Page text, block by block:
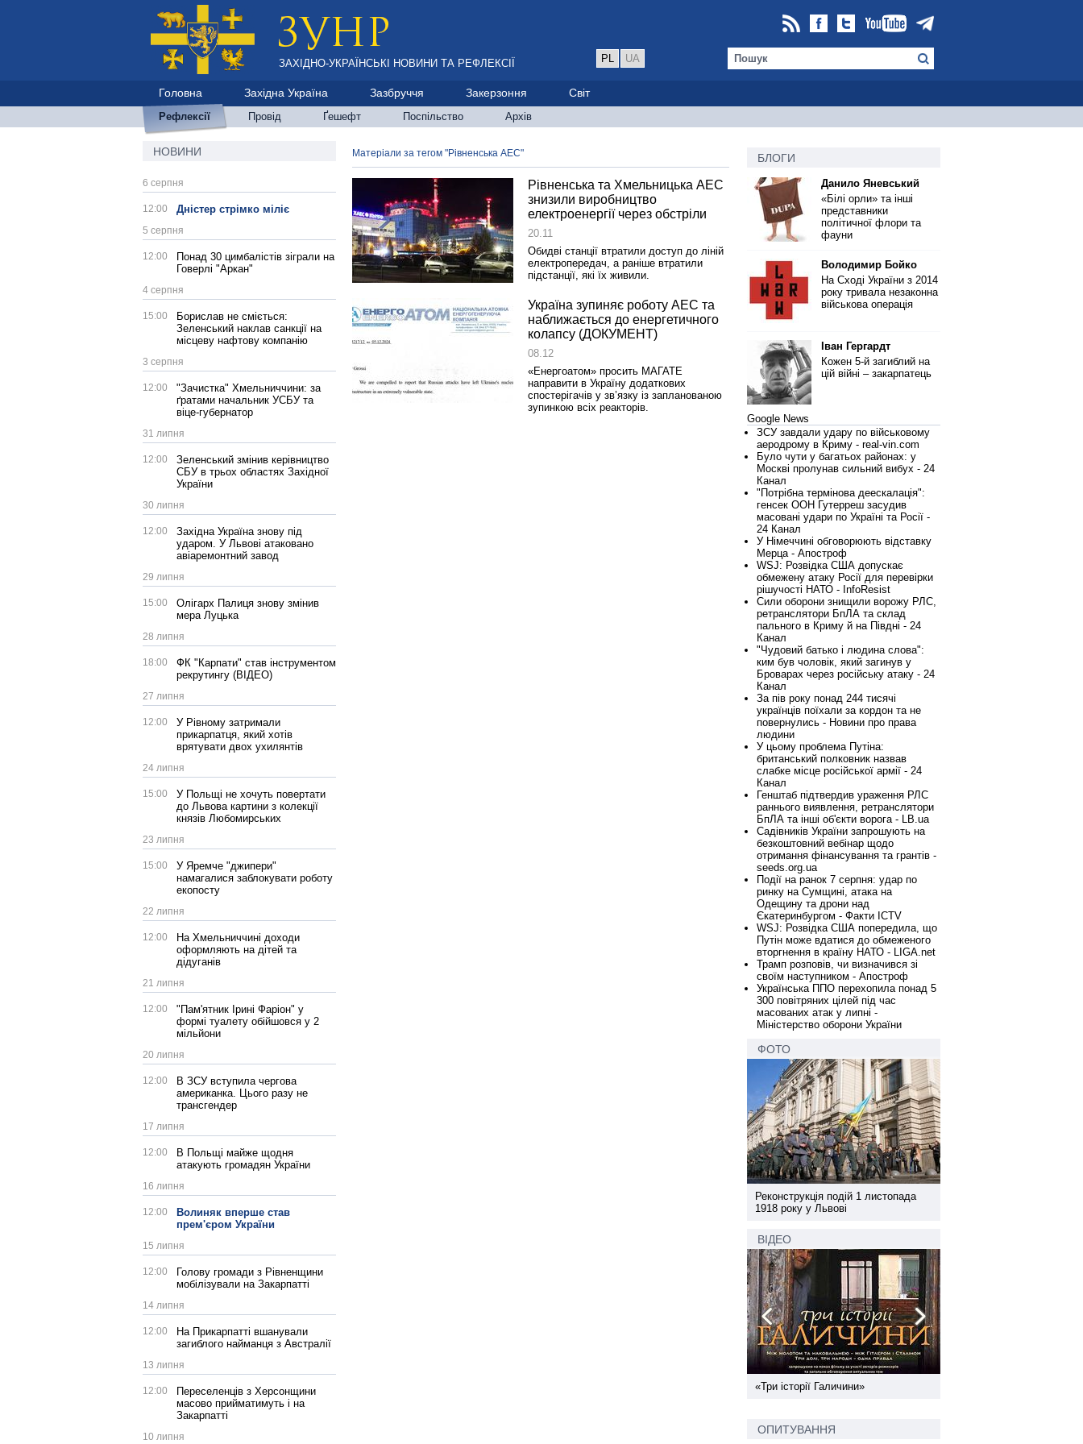
ЗАХІДНО-УКРАЇНСЬКІ НОВИНИ ТА РЕФЛЕКСІЇ PL UA
Головна Західна Україна Зазбруччя Закерзоння Світ
Рефлексії Провід Ґешефт Поспільство Архів
НОВИНИ
6 серпня
12:00 Дністер стрімко міліє
5 серпня
12:00
Понад 30 цимбалістів зіграли на
Говерлі "Аркан"
4 серпня
15:00
Борислав не сміється:
Зеленський наклав санкції на
місцеву нафтову компанію
3 серпня
12:00
"Зачистка" Хмельниччини: за
ґратами начальник УСБУ та
віце-губернатор
31 липня
12:00
Зеленський змінив керівництво
СБУ в трьох областях Західної
України
30 липня
12:00
Західна Україна знову під
ударом. У Львові атаковано
авіаремонтний завод
29 липня
15:00
Олігарх Палиця знову змінив
мера Луцька
28 липня
18:00
ФК "Карпати" став інструментом
рекрутингу (ВІДЕО)
27 липня
12:00
У Рівному затримали
прикарпатця, який хотів
врятувати двох ухилянтів
24 липня
15:00
У Польщі не хочуть повертати
до Львова картини з колекції
князів Любомирських
23 липня
15:00
У Яремче "джипери"
намагалися заблокувати роботу
екопосту
22 липня
12:00
На Хмельниччині доходи
оформляють на дітей та
дідуганів
21 липня
12:00
"Пам'ятник Ірині Фаріон" у
формі туалету обійшовся у 2
мільйони
20 липня
12:00
В ЗСУ вступила чергова
американка. Цього разу не
трансгендер
17 липня
12:00
В Польщі майже щодня
атакують громадян України
16 липня
12:00
Волиняк вперше став
прем'єром України
15 липня
12:00
Голову громади з Рівненщини
мобілізували на Закарпатті
14 липня
12:00
На Прикарпатті вшанували
загиблого найманця з Австралії
13 липня
12:00
Переселенців з Херсонщини
масово прийматимуть і на
Закарпатті
10 липня
Матеріали за тегом "Рівненська АЕС"
Рівненська та Хмельницька АЕС
знизили виробництво
електроенергії через обстріли
20.11
Обидві станції втратили доступ до ліній
електропередач, а раніше втратили
підстанції, які їх живили.
Україна зупиняє роботу АЕС та
наближається до енергетичного
колапсу (ДОКУМЕНТ)
08.12
«Енергоатом» просить МАГАТЕ
направити в Україну додаткових
спостерігачів у зв’язку із запланованою
зупинкою всіх реакторів.
БЛОГИ
Данило Яневський
«Білі орли» та інші
представники
політичної флори та
фауни
Володимир Бойко
На Сході України з 2014
року тривала незаконна
військова операція
Іван Гергардт
Кожен 5-й загиблий на
цій війні – закарпатець
Google News
ЗСУ завдали удару по військовому
аеродрому в Криму - real-vin.com
Було чути у багатьох районах: у
Москві пролунав сильний вибух - 24
Канал
"Потрібна термінова деескалація":
генсек ООН Гутерреш засудив
масовані удари по Україні та Росії -
24 Канал
У Німеччині обговорюють відставку
Мерца - Апостроф
WSJ: Розвідка США допускає
обмежену атаку Росії для перевірки
рішучості НАТО - InfoResist
Сили оборони знищили ворожу РЛС,
ретранслятори БпЛА та склад
пального в Криму й на Півдні - 24
Канал
"Чудовий батько і людина слова":
ким був чоловік, який загинув у
Броварах через російську атаку - 24
Канал
За пів року понад 244 тисячі
українців поїхали за кордон та не
повернулись - Новини про права
людини
У цьому проблема Путіна:
британський полковник назвав
слабке місце російської армії - 24
Канал
Генштаб підтвердив ураження РЛС
раннього виявлення, ретранслятори
БпЛА та інші об'єкти ворога - LB.ua
Садівників України запрошують на
безкоштовний вебінар щодо
отримання фінансування та грантів -
seeds.org.ua
Події на ранок 7 серпня: удар по
ринку на Сумщині, атака на
Одещину та дрони над
Єкатеринбургом - Факти ICTV
WSJ: Розвідка США попередила, що
Путін може вдатися до обмеженого
вторгнення в країну НАТО - LIGA.net
Трамп розповів, чи визначився зі
своїм наступником - Апостроф
Українська ППО перехопила понад 5
300 повітряних цілей під час
масованих атак у липні -
Міністерство оборони України
ФОТО
Реконструкція подій 1 листопада
1918 року у Львові
ВІДЕО
«Три історії Галичини»
ОПИТУВАННЯ